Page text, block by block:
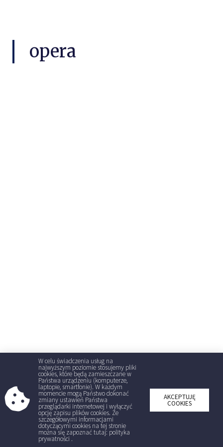
opera
W celu świadczenia usług na
najwyższym poziomie stosujemy pliki
cookies, które będą zamieszczane w
Państwa urządzeniu (komputerze,
laptopie, smartfonie). W każdym
momencie mogą Państwo dokonać
zmiany ustawień Państwa
przeglądarki internetowej i wyłączyć
opcję zapisu plików cookies. Ze
szczegółowymi informacjami
dotyczącymi cookies na tej stronie
można się zapoznać tutaj: polityka
prywatności .
AKCEPTUJĘ
COOKIES